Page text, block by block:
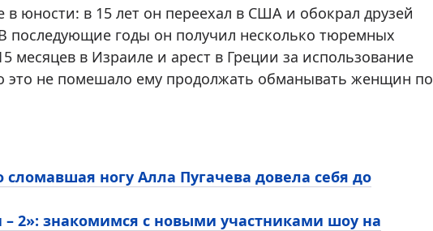
в юности: в 15 лет он переехал в США и обокрал друзей
последующие годы он получил несколько тюремных
месяцев в Израиле и арест в Греции за использование
это не помешало ему продолжать обманывать женщин по
сломавшая ногу Алла Пугачева довела себя до
2»: знакомимся с новыми участниками шоу на